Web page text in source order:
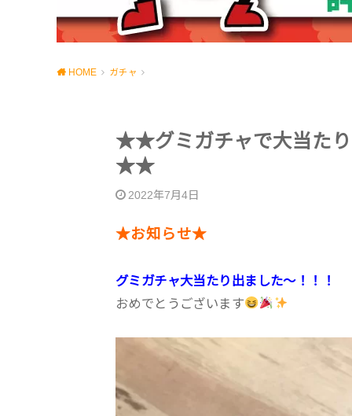
HOME ガチャ
★★グミガチャで大当たり
★★
2022年7月4日
★お知らせ★
グミガチャ大当たり出ました〜！！！
おめでとうございます